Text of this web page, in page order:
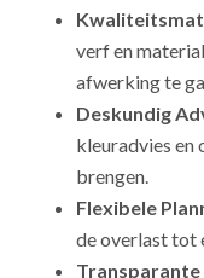
verf en
afwerking te
Deskundig
kleuradvies en
brengen.
Flexibele
de overlast tot
Transparante